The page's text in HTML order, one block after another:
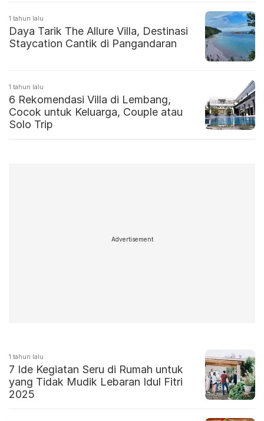
1 tahun lalu
Daya Tarik The Allure Villa, Destinasi
Staycation Cantik di Pangandaran
1 tahun lalu
6 Rekomendasi Villa di Lembang,
Cocok untuk Keluarga, Couple atau
Solo Trip
Advertisement
1 tahun lalu
7 Ide Kegiatan Seru di Rumah untuk
yang Tidak Mudik Lebaran Idul Fitri
2025